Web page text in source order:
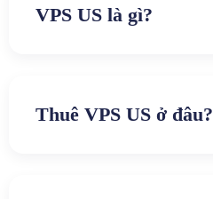
VPS US là gì?
Thuê VPS US ở đâu?